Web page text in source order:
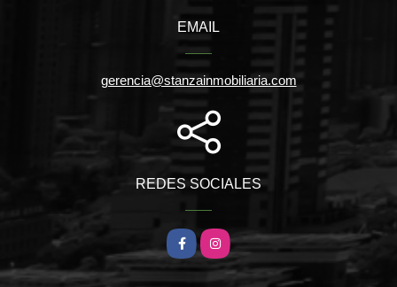
EMAIL
gerencia@stanzainmobiliaria.com
REDES SOCIALES
FacebookInstagram